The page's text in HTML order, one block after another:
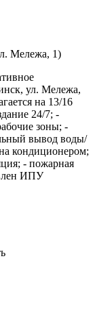
Мележа, 1)
ул. Мележа,
на 13/16
24/7; -
зоны; -
вывод воды/
кондиционером;
- пожарная
ИПУ